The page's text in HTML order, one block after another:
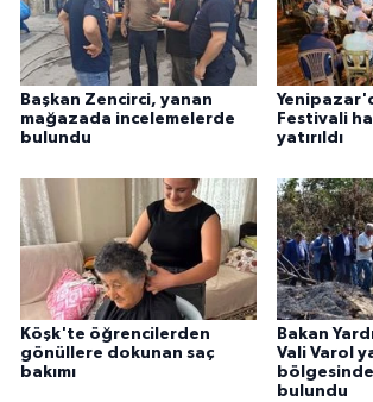
Başkan Zencirci, yanan
mağazada incelemelerde
bulundu
Festivali
yatırıldı
Köşk'te öğrencilerden
gönüllere dokunan saç
bakımı
Bakan
Vali Varol
bulundu